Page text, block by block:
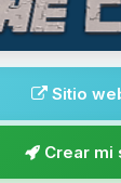
Sitio
Crear mi